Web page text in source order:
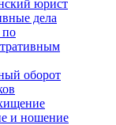
юрист
дела
по
оборот
и ношение